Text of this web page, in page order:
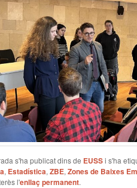
s'ha publicat dins de EUSSi s'ha
, Estadística, ZBE, Zones de Baixes
l'enllaç permanent.